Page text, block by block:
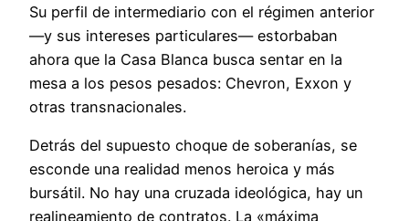
Su perfil de intermediario con el régimen anterior
—y sus intereses particulares— estorbaban
ahora que la Casa Blanca busca sentar en la
mesa a los pesos pesados: Chevron, Exxon y
otras transnacionales.
Detrás del supuesto choque de soberanías, se
esconde una realidad menos heroica y más
bursátil. No hay una cruzada ideológica, hay un
realineamiento de contratos. La «máxima